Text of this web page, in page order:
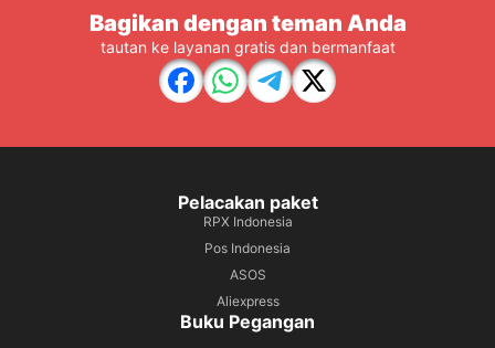
Bagikan dengan teman Anda
tautan ke layanan gratis dan bermanfaat
Pelacakan paket
RPX Indonesia
Pos Indonesia
ASOS
Aliexpress
Buku Pegangan